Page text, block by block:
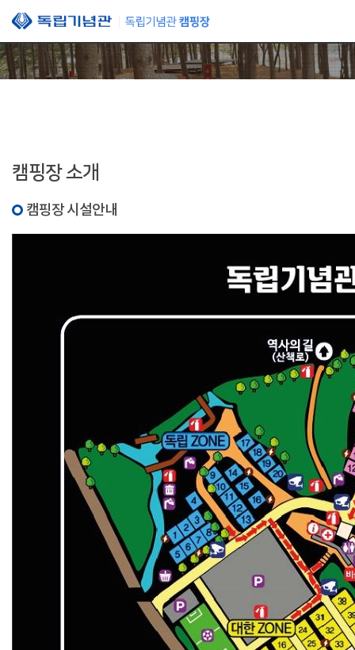
본문 바로가기
캠핑장 소개
캠핑장 시설안내